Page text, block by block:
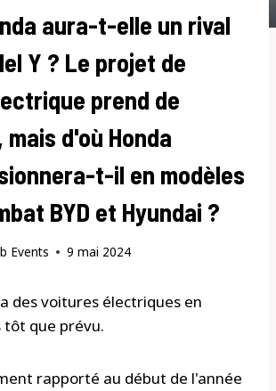
aura-t-elle un rival
Y ? Le projet de
prend de
d'où Honda
t-il en modèles
BYD et Hyundai ?
Events 9 mai 2024
des voitures électriques en
tôt que prévu.
rapporté au début de l'année